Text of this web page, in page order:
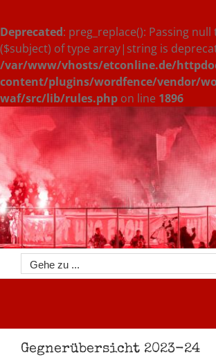
Deprecated: preg_replace(): Passing
($subject) of type array|string is
/var/www/vhosts/etconline.de/
content/plugins/wordfence/vendor/
waf/src/lib/rules.php on line 1896
Zum
Inhalt
springen
Gehe zu ...
Gegnerübersicht 2023-24